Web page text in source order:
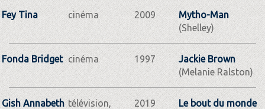
Fey Tina cinéma 2009
Mytho-Man
(Shelley)
Fonda Bridget cinéma 1997
Jackie Brown
(Melanie Ralston)
Gish Annabeth télévision,
2019
Le bout du monde